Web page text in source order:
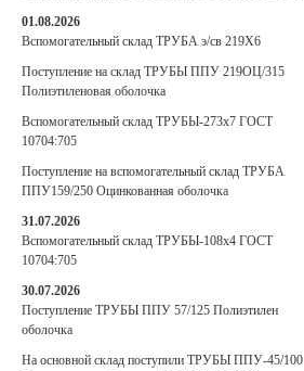
01.08.2026
Вспомогательный склад ТРУБА э/св 219Х6
Поступление на склад ТРУБЫ ППУ 219ОЦ/315
Полиэтиленовая оболочка
Вспомогательный склад ТРУБЫ-273х7 ГОСТ
10704:705
Поступление на вспомогательный склад ТРУБА
ППУ159/250 Оцинкованная оболочка
31.07.2026
Вспомогательный склад ТРУБЫ-108х4 ГОСТ
10704:705
30.07.2026
Поступление ТРУБЫ ППУ 57/125 Полиэтилен
оболочка
На основной склад поступили ТРУБЫ ППУ-45/100